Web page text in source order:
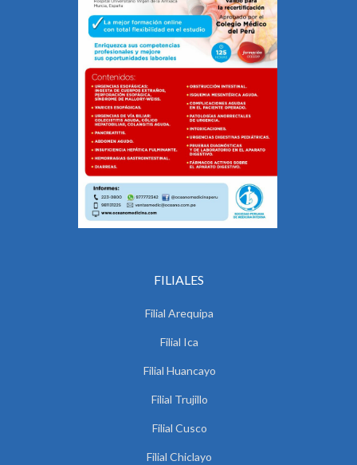
FILIALES
Filial Arequipa
Filial Ica
Filial Huancayo
Filial Trujillo
Filial Cusco
Filial Chiclayo